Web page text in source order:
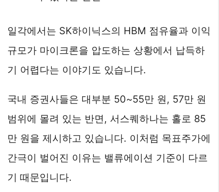
일각에서는 SK하이닉스의 HBM 점유율과 이익
규모가 마이크론을 압도하는 상황에서 납득하
기 어렵다는 이야기도 있습니다.
국내 증권사들은 대부분 50~55만 원, 57만 원
범위에 몰려 있는 반면, 서스퀘하나는 홀로 85
만 원을 제시하고 있습니다. 이처럼 목표주가에
간극이 벌어진 이유는 밸류에이션 기준이 다르
기 때문입니다.